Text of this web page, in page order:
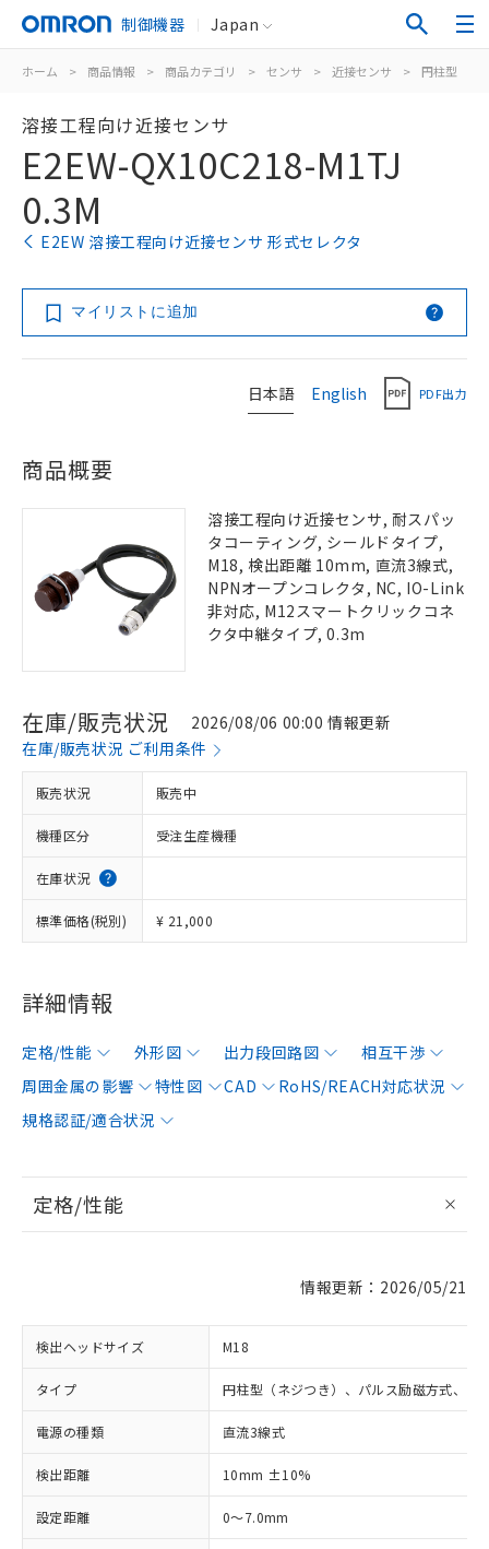
制御機器 Japan
ホーム > 商品情報 > 商品カテゴリ > センサ > 近接センサ > 円柱型
溶接工程向け近接センサ
E2EW-QX10C218-M1TJ
0.3M
E2EW 溶接工程向け近接センサ 形式セレクタ
マイリストに追加
日本語 English PDF出力
商品概要
溶接工程向け近接センサ, 耐スパッ
タコーティング, シールドタイプ,
M18, 検出距離 10mm, 直流3線式,
NPNオープンコレクタ, NC, IO-Link
非対応, M12スマートクリックコネ
クタ中継タイプ, 0.3m
在庫/販売状況
2026/08/06 00:00 情報更新
在庫/販売状況 ご利用条件
販売状況 販売中
機種区分 受注生産機種
在庫状況
標準価格(税別) ¥ 21,000
詳細情報
定格/性能 外形図 出力段回路図
相互干渉
周囲金属の影響
特性図 CAD
RoHS/REACH対応状況
規格認証/適合状況
定格/性能
情報更新：2026/05/21
検出ヘッドサイズ M18
タイプ 円柱型（ネジつき）、パルス励磁方式、シ
電源の種類 直流3線式
検出距離 10mm ±10%
設定距離 0～7.0mm